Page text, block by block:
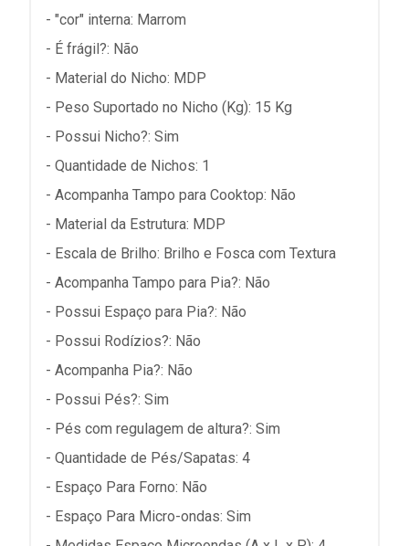
- "cor" interna: Marrom
- É frágil?: Não
- Material do Nicho: MDP
- Peso Suportado no Nicho (Kg): 15 Kg
- Possui Nicho?: Sim
- Quantidade de Nichos: 1
- Acompanha Tampo para Cooktop: Não
- Material da Estrutura: MDP
- Escala de Brilho: Brilho e Fosca com Textura
- Acompanha Tampo para Pia?: Não
- Possui Espaço para Pia?: Não
- Possui Rodízios?: Não
- Acompanha Pia?: Não
- Possui Pés?: Sim
- Pés com regulagem de altura?: Sim
- Quantidade de Pés/Sapatas: 4
- Espaço Para Forno: Não
- Espaço Para Micro-ondas: Sim